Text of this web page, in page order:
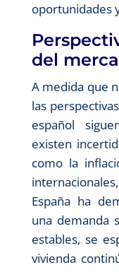
oportunidades
del
A medida que
las
español
existen
como la
España ha
una demanda
estables, se
vivienda